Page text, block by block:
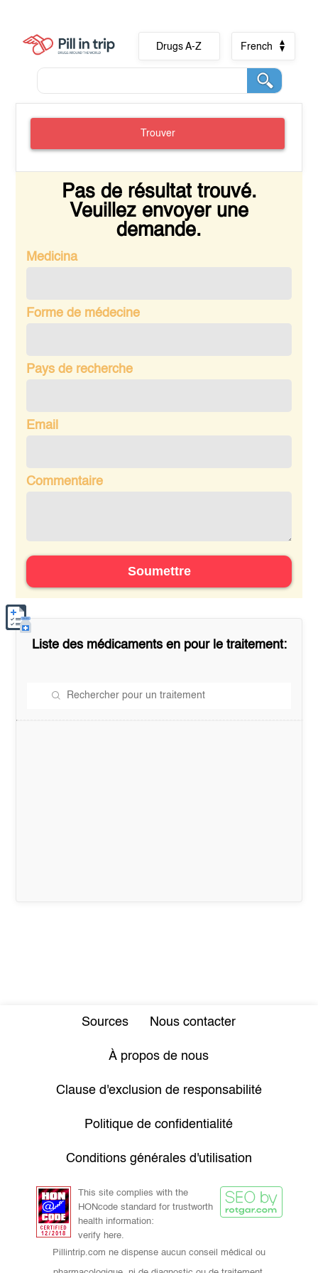
Drugs A-Z French
Trouver
Pas de résultat trouvé.
Veuillez envoyer une
demande.
Medicina
Forme de médecine
Pays de recherche
Email
Commentaire
Soumettre
Liste des médicaments en pour le traitement:
Sources Nous contacter
À propos de nous
Clause d'exclusion de responsabilité
Politique de confidentialité
Conditions générales d'utilisation
This site complies with the
HONcode standard for trustworth
health information:
verify here.
Pillintrip.com ne dispense aucun conseil médical ou